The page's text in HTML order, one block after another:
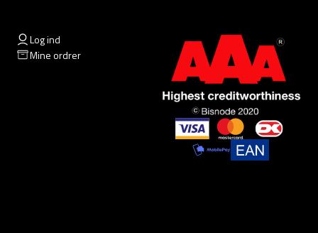
Log ind
Mine ordrer